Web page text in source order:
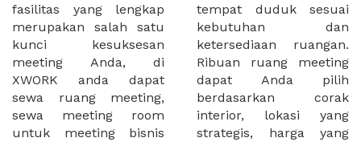
fasilitas yang lengkap
merupakan salah satu
kunci kesuksesan
meeting Anda, di
XWORK anda dapat
sewa ruang meeting,
sewa meeting room
untuk meeting bisnis
tempat duduk sesuai
kebutuhan dan
ketersediaan ruangan.
Ribuan ruang meeting
dapat Anda pilih
berdasarkan corak
interior, lokasi yang
strategis, harga yang